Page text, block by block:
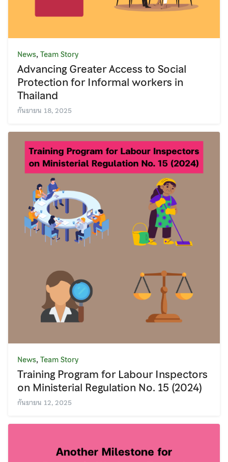
News, Team Story
Advancing Greater Access to Social
Protection for Informal workers in
Thailand
กันยายน 18, 2025
News, Team Story
Training Program for Labour Inspectors
on Ministerial Regulation No. 15 (2024)
กันยายน 12, 2025